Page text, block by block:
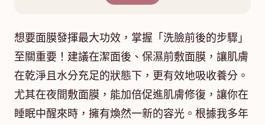
想要面膜發揮最大功效，掌握「洗臉前後的步驟」
至關重要！建議在潔面後、保濕前敷面膜，讓肌膚
在乾淨且水分充足的狀態下，更有效地吸收養分。
尤其在夜間敷面膜，能加倍促進肌膚修復，讓你在
睡眠中醒來時，擁有煥然一新的容光。根據我多年